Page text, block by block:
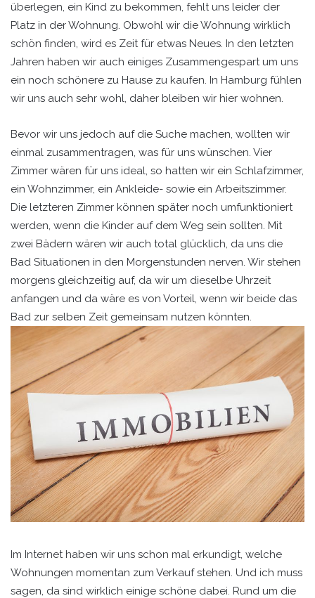
überlegen, ein Kind zu bekommen, fehlt uns leider der
Platz in der Wohnung. Obwohl wir die Wohnung wirklich
schön finden, wird es Zeit für etwas Neues. In den letzten
Jahren haben wir auch einiges Zusammengespart um uns
ein noch schönere zu Hause zu kaufen. In Hamburg fühlen
wir uns auch sehr wohl, daher bleiben wir hier wohnen.
Bevor wir uns jedoch auf die Suche machen, wollten wir
einmal zusammentragen, was für uns wünschen. Vier
Zimmer wären für uns ideal, so hatten wir ein Schlafzimmer,
ein Wohnzimmer, ein Ankleide- sowie ein Arbeitszimmer.
Die letzteren Zimmer können später noch umfunktioniert
werden, wenn die Kinder auf dem Weg sein sollten. Mit
zwei Bädern wären wir auch total glücklich, da uns die
Bad Situationen in den Morgenstunden nerven. Wir stehen
morgens gleichzeitig auf, da wir um dieselbe Uhrzeit
anfangen und da wäre es von Vorteil, wenn wir beide das
Bad zur selben Zeit gemeinsam nutzen könnten.
Im Internet haben wir uns schon mal erkundigt, welche
Wohnungen momentan zum Verkauf stehen. Und ich muss
sagen, da sind wirklich einige schöne dabei. Rund um die